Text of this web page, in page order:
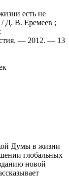
есть не
/ Д. В. Еремеев ;
— 2012. — 13
Думы в жизни
глобальных
новой